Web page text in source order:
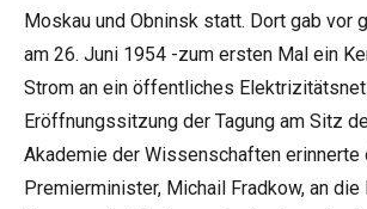
Moskau und Obninsk statt. Dort gab vor
am 26. Juni 1954 -zum ersten Mal ein
Strom an ein öffentliches
Eröffnungssitzung der Tagung am Sitz
Akademie der Wissenschaften
Premierminister, Michail Fradkow, an die